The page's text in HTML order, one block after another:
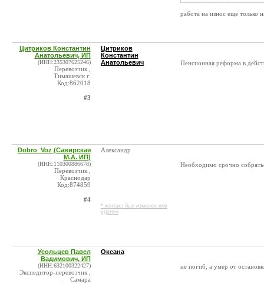
работа на износ ещё только
Цитриков Константин
Анатольевич, ИП
(ИНН:235307625246)
Перевозчик ,
Тимашевск г.
Код:862018
#3
Цитриков
Константин
Анатольевич
Пенсионная реформа в
Dobro_Voz (Савирская
М.А. ИП)
(ИНН:110300886678)
Перевозчик ,
Краснодар
Код:874859
#4
Александр
* контакт был изменен или
удален
Необходимо срочно
Усольцев Павел
Вадимович, ИП
(ИНН:632100322427)
Экспедитор-перевозчик ,
Самара
Оксана
не погиб, а умер от